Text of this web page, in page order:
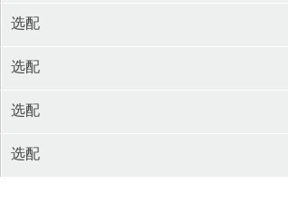
选配
选配
选配
选配